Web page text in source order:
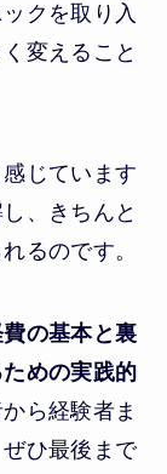
クを取り入
変えること
じています
、きちんと
るのです。
の基本と裏
めの実践的
ら経験者ま
ひ最後まで